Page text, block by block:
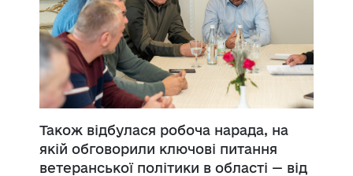
Також відбулася робоча нарада, на
якій обговорили ключові питання
ветеранської політики в області — від